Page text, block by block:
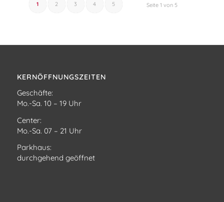
Seite 1 von 5
1 2 3 4 5
KERNÖFFNUNGSZEITEN
Geschäfte:
Mo.-Sa. 10 – 19 Uhr
Center:
Mo.-Sa. 07 – 21 Uhr
Parkhaus:
durchgehend geöffnet